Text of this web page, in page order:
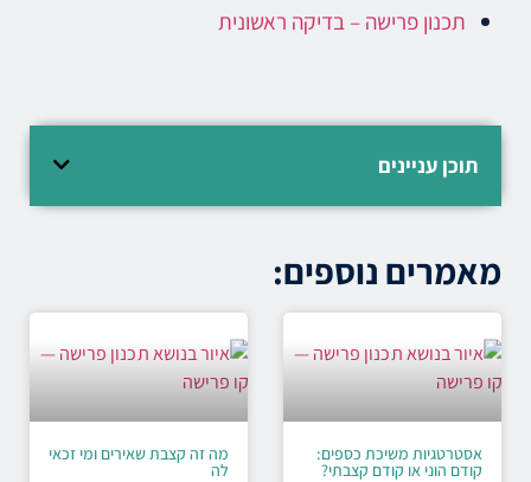
תכנון פרישה – בדיקה ראשונית
תוכן עניינים
מאמרים נוספים:
אסטרטגיות משיכת כספים:
קודם הוני או קודם קצבתי?
מה זה קצבת שאירים ומי זכאי
לה